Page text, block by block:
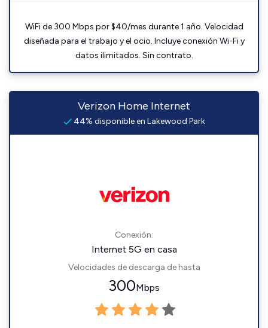
WiFi de 300 Mbps por $40/mes durante 1 año. Velocidad
diseñada para el trabajo y el ocio. Incluye conexión Wi-Fi y
datos ilimitados. Sin contrato.
Verizon Home Internet
44% disponible en Lakewood Park
Conexión:
Internet 5G en casa
Velocidades de descarga de hasta
300Mbps